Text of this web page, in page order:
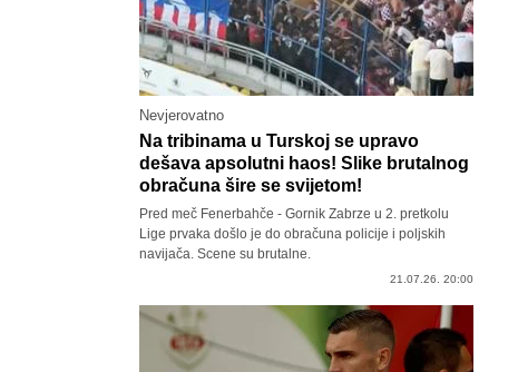
Nevjerovatno
Na tribinama u Turskoj se upravo
dešava apsolutni haos! Slike brutalnog
obračuna šire se svijetom!
Pred meč Fenerbahče - Gornik Zabrze u 2. pretkolu
Lige prvaka došlo je do obračuna policije i poljskih
navijača. Scene su brutalne.
21.07.26. 20:00